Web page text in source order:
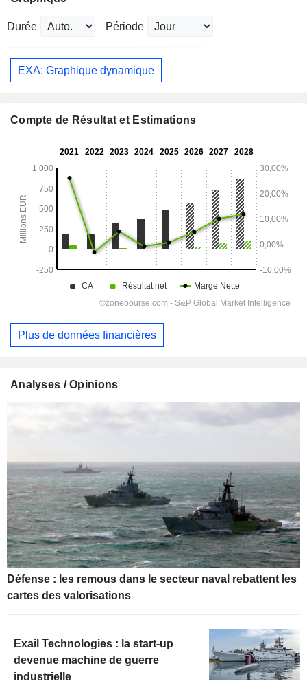
Durée Période
EXA: Graphique dynamique
Compte de Résultat et Estimations
Plus de données financières
Analyses / Opinions
Défense : les remous dans le secteur naval rebattent les
cartes des valorisations
Exail Technologies : la start-up
devenue machine de guerre
industrielle